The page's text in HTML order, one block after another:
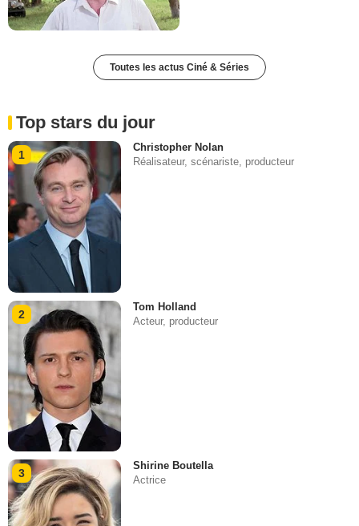
Toutes les actus Ciné & Séries
Top stars du jour
1
Christopher Nolan
Réalisateur, scénariste, producteur
2
Tom Holland
Acteur, producteur
3
Shirine Boutella
Actrice